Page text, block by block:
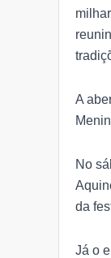
A
No
da
Já o